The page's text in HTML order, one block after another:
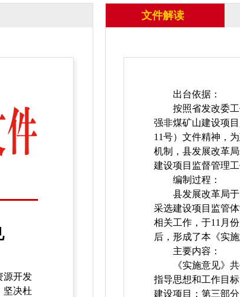
源开发
坚决杜
文件解读
出台依据：
按照省发改委
强非煤矿山建设项
11号）文件精神，
机制，县发展改革
建设项目监督管理
编制过程：
县发展改革局
采选建设项目监管
相关工作，于11月
后，形成了本《实施
主要内容：
《实施意见》
指导思想和工作目
建设项目；第三部